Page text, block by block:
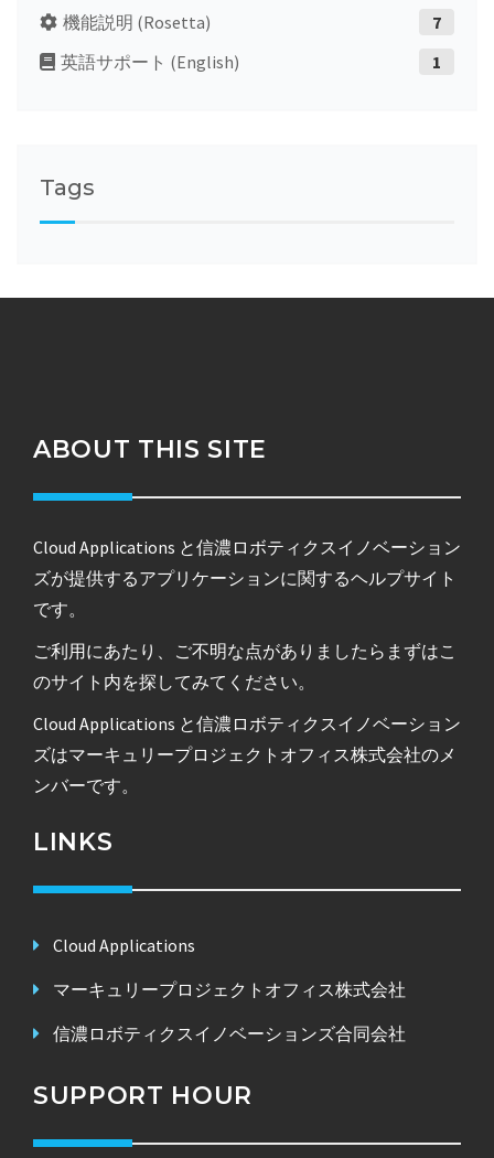
機能説明 (Rosetta)
7
英語サポート (English)
1
Tags
ABOUT THIS SITE
Cloud Applications と信濃ロボティクスイノベーション
ズが提供するアプリケーションに関するヘルプサイト
です。
ご利用にあたり、ご不明な点がありましたらまずはこ
のサイト内を探してみてください。
Cloud Applications と信濃ロボティクスイノベーション
ズはマーキュリープロジェクトオフィス株式会社のメ
ンバーです。
LINKS
Cloud Applications
マーキュリープロジェクトオフィス株式会社
信濃ロボティクスイノベーションズ合同会社
SUPPORT HOUR